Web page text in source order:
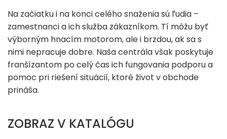
Na začiatku i na konci celého snaženia sú ľudia –
zamestnanci a ich služba zákazníkom. Tí môžu byť
výborným hnacím motorom, ale i brzdou, ak sa s
nimi nepracuje dobre. Naša centrála však poskytuje
franšízantom po celý čas ich fungovania podporu a
pomoc pri riešení situácií, ktoré život v obchode
prináša.
ZOBRAZ V KATALÓGU